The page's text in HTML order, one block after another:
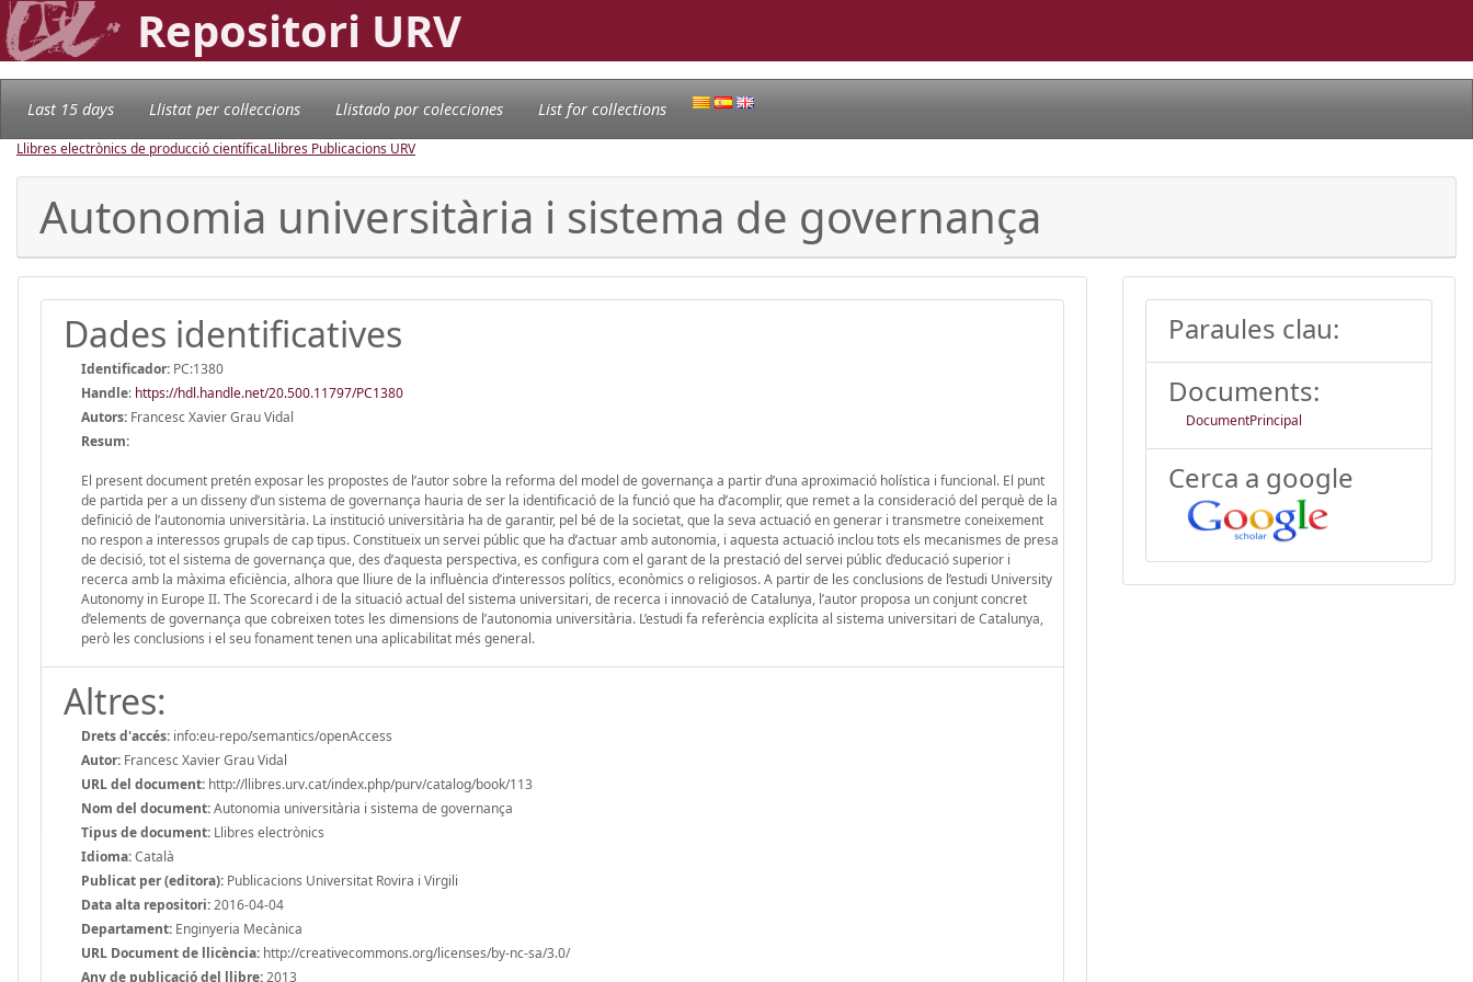
Repositori URV
Last 15 days Llistat per col·leccions Llistado por colecciones List for collections
Llibres electrònics de producció científicaLlibres Publicacions URV
Autonomia universitària i sistema de governança
Dades identificatives
Identificador: PC:1380
Handle: https://hdl.handle.net/20.500.11797/PC1380
Autors: Francesc Xavier Grau Vidal
Resum:
El present document pretén exposar les propostes de l’autor sobre la reforma del model de governança a partir d’una aproximació holística i funcional. El punt
de partida per a un disseny d’un sistema de governança hauria de ser la identificació de la funció que ha d’acomplir, que remet a la consideració del perquè de la
definició de l’autonomia universitària. La institució universitària ha de garantir, pel bé de la societat, que la seva actuació en generar i transmetre coneixement
no respon a interessos grupals de cap tipus. Constitueix un servei públic que ha d’actuar amb autonomia, i aquesta actuació inclou tots els mecanismes de presa
de decisió, tot el sistema de governança que, des d’aquesta perspectiva, es configura com el garant de la prestació del servei públic d’educació superior i
recerca amb la màxima eficiència, alhora que lliure de la influència d’interessos polítics, econòmics o religiosos. A partir de les conclusions de l’estudi University
Autonomy in Europe II. The Scorecard i de la situació actual del sistema universitari, de recerca i innovació de Catalunya, l’autor proposa un conjunt concret
d’elements de governança que cobreixen totes les dimensions de l’autonomia universitària. L’estudi fa referència explícita al sistema universitari de Catalunya,
però les conclusions i el seu fonament tenen una aplicabilitat més general.
Altres:
Drets d'accés: info:eu-repo/semantics/openAccess
Autor: Francesc Xavier Grau Vidal
URL del document: http://llibres.urv.cat/index.php/purv/catalog/book/113
Nom del document:Autonomia universitària i sistema de governança
Tipus de document: Llibres electrònics
Idioma:Català
Publicat per (editora): Publicacions Universitat Rovira i Virgili
Data alta repositori:2016-04-04
Departament: Enginyeria Mecànica
URL Document de llicència: http://creativecommons.org/licenses/by-nc-sa/3.0/
Any de publicació del llibre:2013
Paraules clau:
Documents:
DocumentPrincipal
Cerca a google